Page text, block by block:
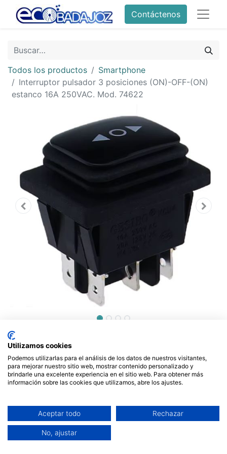
Contáctenos
Todos los productos
Smartphone
Interruptor pulsador 3 posiciones (ON)-OFF-(ON)
estanco 16A 250VAC. Mod. 74622
Interruptor pulsador 3
posiciones (ON)-OFF-(ON)
estanco 16A 250VAC. Mod.
74622
€
Utilizamos cookies
Podemos utilizarlas para el análisis de los datos de nuestros visitantes,
para mejorar nuestro sitio web, mostrar contenido personalizado y
brindarle una excelente experiencia en el sitio web. Para obtener más
información sobre las cookies que utilizamos, abre los ajustes.
Aceptar todo Rechazar
No, ajustar